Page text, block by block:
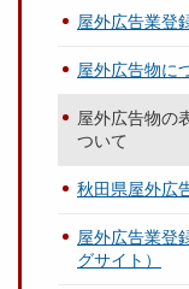
屋外広告業登
屋外広告物に
屋外広告物の
ついて
秋田県屋外広
屋外広告業登
グサイト）